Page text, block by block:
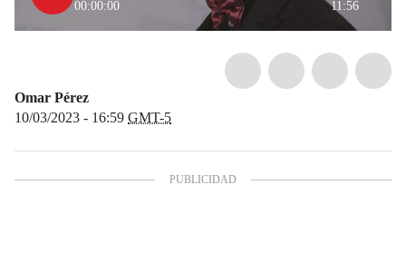
00:00:00 11:56
Omar Pérez
10/03/2023 - 16:59 GMT-5